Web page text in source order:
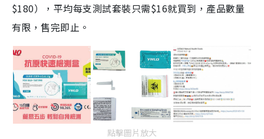
$180），平均每支測試套裝只需$16就買到，產品數量
有限，售完即止。
點擊圖片放大